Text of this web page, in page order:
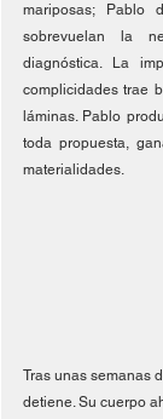
mariposas; Pablo
sobrevuelan la
diagnóstica. La
complicidades trae
láminas. Pablo
toda propuesta,
materialidades.
Tras unas semanas
detiene. Su cuerpo